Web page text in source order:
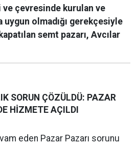
ve çevresinde kurulan ve
uygun olmadığı gerekçesiyle
semt pazarı, Avcılar
SORUN ÇÖZÜLDÜ: PAZAR
HİZMETE AÇILDI
eden Pazar Pazarı sorunu